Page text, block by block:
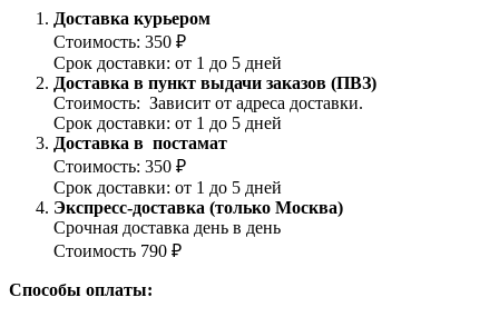
Доставка курьером
Стоимость: 350 ₽
Срок доставки: от 1 до 5 дней
Доставка в пункт выдачи заказов (ПВЗ)
Стоимость: Зависит от адреса доставки.
Срок доставки: от 1 до 5 дней
Доставка в постамат
Стоимость: 350 ₽
Срок доставки: от 1 до 5 дней
Экспресс-доставка (только Москва)
Срочная доставка день в день
Стоимость 790 ₽
Способы оплаты: